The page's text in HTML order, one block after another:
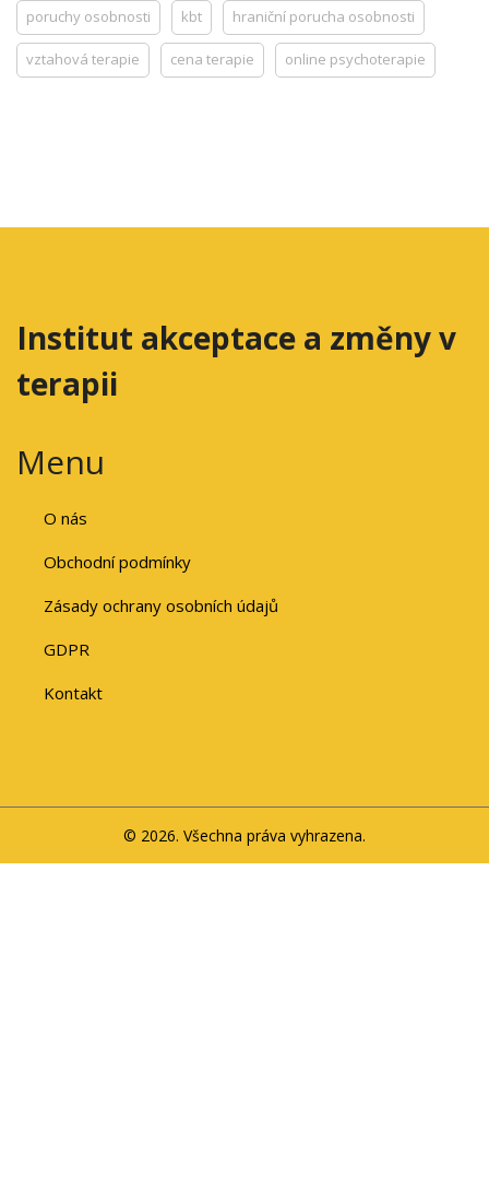
poruchy osobnosti kbt hraniční porucha osobnosti
vztahová terapie cena terapie online psychoterapie
Institut akceptace a změny v
terapii
Menu
O nás
Obchodní podmínky
Zásady ochrany osobních údajů
GDPR
Kontakt
© 2026. Všechna práva vyhrazena.